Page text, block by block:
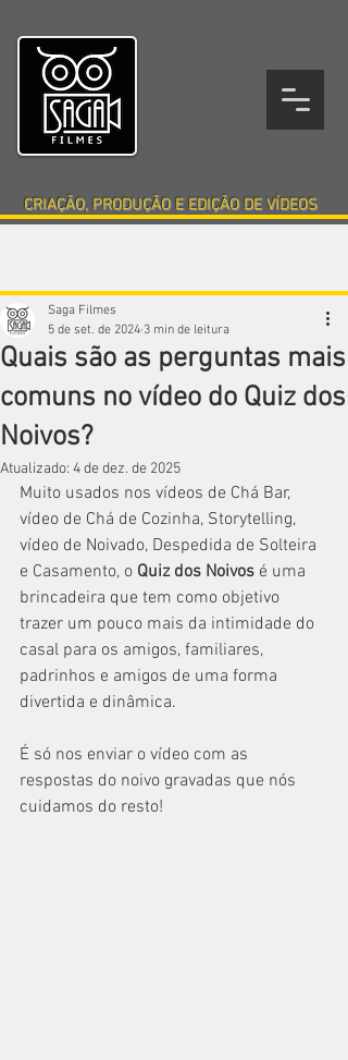
CRIAÇÃO, PRODUÇÃO E EDIÇÃO DE VÍDEOS
Quais são as perguntas mais
comuns no vídeo do Quiz dos
Noivos?
Saga Filmes
5 de set. de 2024 3 min de leitura
Atualizado: 4 de dez. de 2025
Muito usados nos vídeos de Chá Bar,
vídeo de Chá de Cozinha, Storytelling,
vídeo de Noivado, Despedida de Solteira
e Casamento, o Quiz dos Noivos é uma
brincadeira que tem como objetivo
trazer um pouco mais da intimidade do
casal para os amigos, familiares,
padrinhos e amigos de uma forma
divertida e dinâmica.
É só nos enviar o vídeo com as
respostas do noivo gravadas que nós
cuidamos do resto!